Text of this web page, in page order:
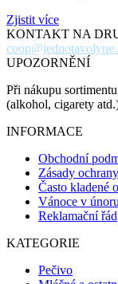
Zjistit více
KONTAKT NA
UPOZORNĚNÍ
Při nákupu
(alkohol, cigarety
INFORMACE
Obchodní
Zásady
Často kladené
Vánoce v
Reklamační řád
KATEGORIE
Pečivo